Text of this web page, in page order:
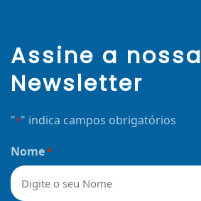
Assine a nossa
Newsletter
"*" indica campos obrigatórios
Nome*